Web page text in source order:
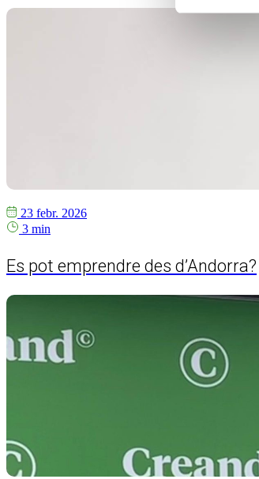
23 febr. 2026
3 min
Es pot emprendre des d’Andorra?